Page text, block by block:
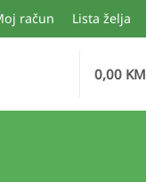
račun Lista želja
0,00 KM